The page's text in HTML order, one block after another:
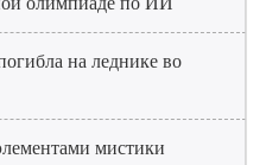
на леднике во
мистики